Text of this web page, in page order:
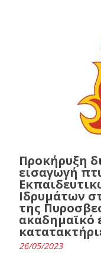
Προκήρυξη
εισαγωγή
Ιδρυμάτων
της
ακαδημαϊκό
26/05/2023